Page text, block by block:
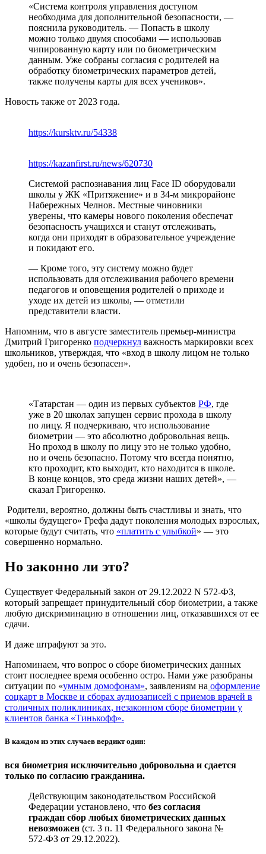
«Система контроля управления доступом
необходима для дополнительной безопасности, —
пояснила руководитель. — Попасть в школу
можно только двумя способами — использовав
чипированную карту или по биометрическим
данным. Уже собраны согласия с родителей на
обработку биометрических параметров детей,
также получены карты для всех учеников».
Новость также от 2023 года.
https://kursktv.ru/54338
https://kazanfirst.ru/news/620730
Системой распознавания лиц Face ID оборудовали
школы у ЖК «Притяжение» и в 34-м микрорайоне
Набережных Челнов. Местные чиновники
уверены, что камеры нового поколения обеспечат
безопасность учащихся и станут отслеживать,
когда они приходят в образовательное учреждение
и покидают его.
— Кроме того, эту систему можно будет
использовать для отслеживания рабочего времени
педагогов и оповещения родителей о приходе и
уходе их детей из школы, — отметили
представители власти.
Напомним, что в августе заместитель премьер-министра
Дмитрий Григоренко подчеркнул важность маркировки всех
школьников, утверждая, что «вход в школу лицом не только
удобен, но и очень безопасен».
«Татарстан — один из первых субъектов РФ, где
уже в 20 школах запущен сервис прохода в школу
по лицу. Я подчеркиваю, что использование
биометрии — это абсолютно добровольная вещь.
Но проход в школу по лицу это не только удобно,
но и очень безопасно. Потому что всегда понятно,
кто проходит, кто выходит, кто находится в школе.
В конце концов, это среда жизни наших детей», —
сказал Григоренко.
Родители, вероятно, должны быть счастливы и знать, что
«школы будущего» Грефа дадут поколения молодых взрослых,
которые будут считать, что «платить с улыбкой» — это
совершенно нормально.
Но законно ли это?
Существует Федеральный закон от 29.12.2022 N 572-ФЗ,
который запрещает принудительный сбор биометрии, а также
любую дискриминацию в отношении лиц, отказавшихся от ее
сдачи.
И даже штрафуют за это.
Напоминаем, что вопрос о сборе биометрических данных
стоит последнее время особенно остро. Нами уже разобраны
ситуации по «умным домофонам», заявлениям на оформление
соцкарт в Москве и сборах аудиозаписей с приемов врачей в
столичных поликлиниках, незаконном сборе биометрии у
клиентов банка «Тинькофф».
В каждом из этих случаев вердикт один:
вся биометрия исключительно добровольна и сдается
только по согласию гражданина.
Действующим законодательством Российской
Федерации установлено, что без согласия
граждан сбор любых биометрических данных
невозможен (ст. 3 п. 11 Федерального закона №
572-ФЗ от 29.12.2022).